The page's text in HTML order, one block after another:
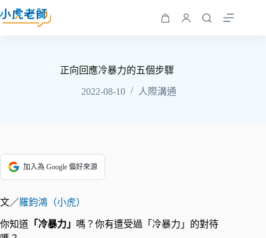
正向回應冷暴力的五個步驟
2022-08-10 人際溝通
加入為 Google 偏好來源
文／羅鈞鴻（小虎）
你知道 「冷暴力」 嗎？你有遭受過「冷暴力」的對待